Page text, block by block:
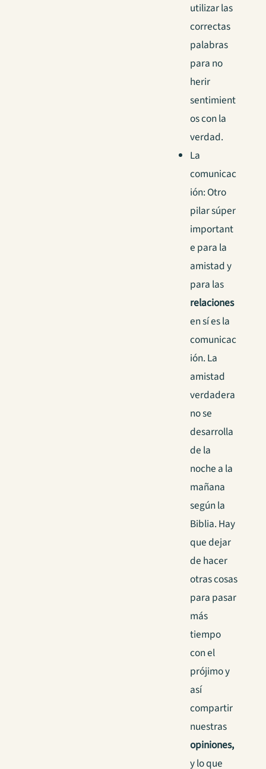
utilizar las
correctas
palabras
para no
herir
sentimient
os con la
verdad.
La
comunicac
ión: Otro
pilar súper
important
e para la
amistad y
para las
relaciones
en sí es la
comunicac
ión. La
amistad
verdadera
no se
desarrolla
de la
noche a la
mañana
según la
Biblia. Hay
que dejar
de hacer
otras cosas
para pasar
más
tiempo
con el
prójimo y
así
compartir
nuestras
opiniones,
y lo que